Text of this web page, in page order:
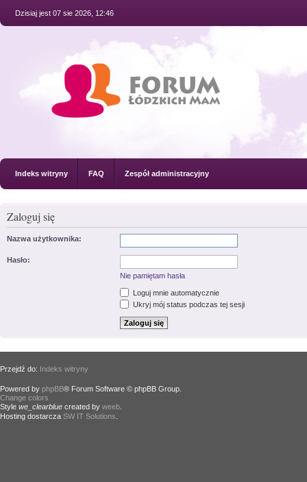
Dzisiaj jest 07 sie 2026, 12:46
Indeks witryny FAQ Zespół administracyjny
Zaloguj się
Nazwa użytkownika:
Hasło:
Nie pamiętam hasła
Loguj mnie automatycznie
Ukryj mój status podczas tej sesji
Przejdź do: Indeks witryny
Powered by phpBB® Forum Software © phpBB Group.
Change colors
Style we_clearblue created by weeb
Hosting dostarcza SW IT Solutions